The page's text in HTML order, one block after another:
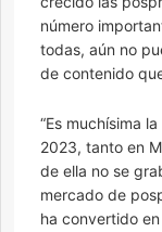
número
todas, aún no
de contenido
“Es muchísima
2023, tanto en
de ella no se
mercado de
ha convertido